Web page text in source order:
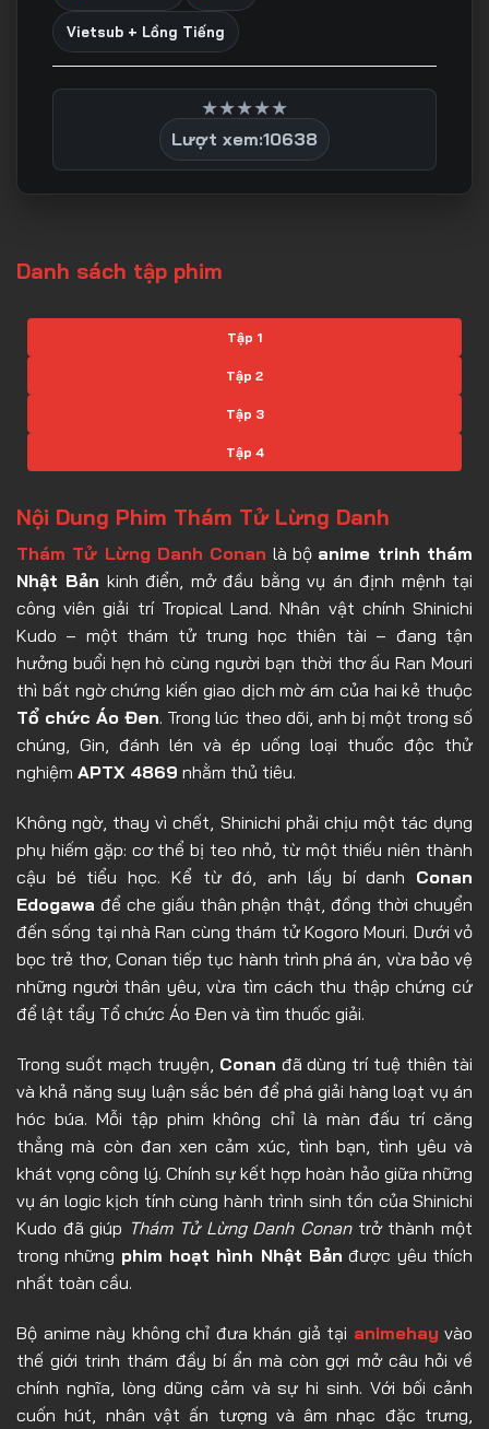
Vietsub + Lồng Tiếng
★★★★★
Lượt xem:10638
Danh sách tập phim
Tập 1
Tập 2
Tập 3
Tập 4
Tập 6
Tập 8
Tập 9
Tập 10
Tập 11
Tập 12
Tập 14
Tập 15
Tập 16
Tập 18
Tập 19
Tập 20
Tập 21
Tập 22
Tập 23
Tập 25
Tập 27
Tập 28
Tập 29
Nội Dung Phim Thám Tử Lừng Danh
Thám Tử Lừng Danh Conan là bộ anime trinh thám
Nhật Bản kinh điển, mở đầu bằng vụ án định mệnh tại
công viên giải trí Tropical Land. Nhân vật chính Shinichi
Kudo – một thám tử trung học thiên tài – đang tận
hưởng buổi hẹn hò cùng người bạn thời thơ ấu Ran Mouri
thì bất ngờ chứng kiến giao dịch mờ ám của hai kẻ thuộc
Tổ chức Áo Đen. Trong lúc theo dõi, anh bị một trong số
chúng, Gin, đánh lén và ép uống loại thuốc độc thử
nghiệm APTX 4869 nhằm thủ tiêu.
Không ngờ, thay vì chết, Shinichi phải chịu một tác dụng
phụ hiếm gặp: cơ thể bị teo nhỏ, từ một thiếu niên thành
cậu bé tiểu học. Kể từ đó, anh lấy bí danh Conan
Edogawa để che giấu thân phận thật, đồng thời chuyển
đến sống tại nhà Ran cùng thám tử Kogoro Mouri. Dưới vỏ
bọc trẻ thơ, Conan tiếp tục hành trình phá án, vừa bảo vệ
những người thân yêu, vừa tìm cách thu thập chứng cứ
để lật tẩy Tổ chức Áo Đen và tìm thuốc giải.
Trong suốt mạch truyện, Conan đã dùng trí tuệ thiên tài
và khả năng suy luận sắc bén để phá giải hàng loạt vụ án
hóc búa. Mỗi tập phim không chỉ là màn đấu trí căng
thẳng mà còn đan xen cảm xúc, tình bạn, tình yêu và
khát vọng công lý. Chính sự kết hợp hoàn hảo giữa những
vụ án logic kịch tính cùng hành trình sinh tồn của Shinichi
Kudo đã giúp Thám Tử Lừng Danh Conantrở thành một
trong những phim hoạt hình Nhật Bản được yêu thích
nhất toàn cầu.
Bộ anime này không chỉ đưa khán giả tại animehay vào
thế giới trinh thám đầy bí ẩn mà còn gợi mở câu hỏi về
chính nghĩa, lòng dũng cảm và sự hi sinh. Với bối cảnh
cuốn hút, nhân vật ấn tượng và âm nhạc đặc trưng,